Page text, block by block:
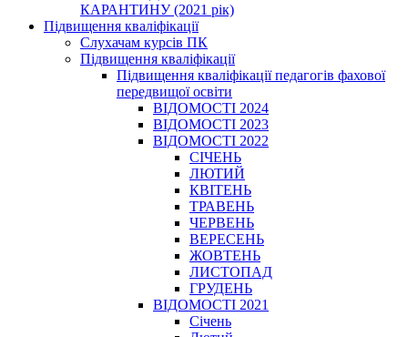
КАРАНТИНУ (2021 рік)
Підвищення кваліфікації
Слухачам курсів ПК
Підвищення кваліфікації
Підвищення кваліфікації педагогів фахової
передвищої освіти
ВІДОМОСТІ 2024
ВІДОМОСТІ 2023
ВІДОМОСТІ 2022
СІЧЕНЬ
ЛЮТИЙ
КВІТЕНЬ
ТРАВЕНЬ
ЧЕРВЕНЬ
ВЕРЕСЕНЬ
ЖОВТЕНЬ
ЛИСТОПАД
ГРУДЕНЬ
ВІДОМОСТІ 2021
Січень